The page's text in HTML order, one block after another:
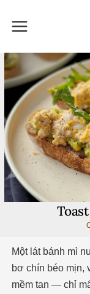
dung
Một lát bánh mì
bơ chín béo mịn,
mềm tan — chỉ